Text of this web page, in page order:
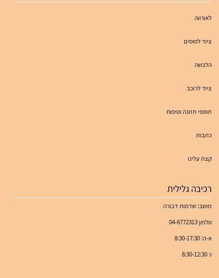
לאורווה
ציוד לסוסים
הלבשה
ציוד לרוכב
תוספי תזונה וטיפוח
כתבות
קצת עלינו
רכיבה גלילית
מושב: שדמות דבורה
טלפון 04-6772313
א-ה: 8:30-17:30
ו: 8:30-12:30